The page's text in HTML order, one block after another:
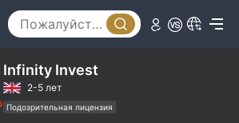
Infinity Invest
2-5 лет
Подозрительная лицензия